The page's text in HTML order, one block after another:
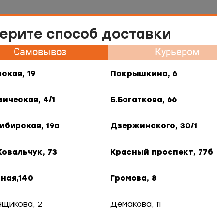
меню
способ доставки
Самовывоз Курьером
19 Покрышкина, 6
4/1 Б.Богаткова, 66
19а Дзержинского, 30/1
73 Красный проспект, 77б
Громова, 8
2 Демакова, 11
Контакты Франшиза Гастротур
рыба Нерка с/м